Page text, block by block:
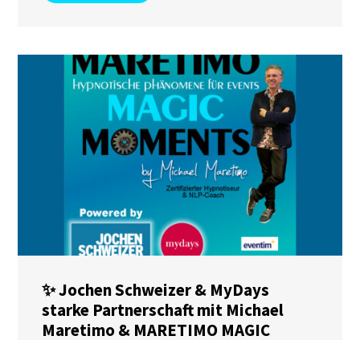
✨ Jochen Schweizer & MyDays
starke Partnerschaft mit Michael
Maretimo & MARETIMO MAGIC